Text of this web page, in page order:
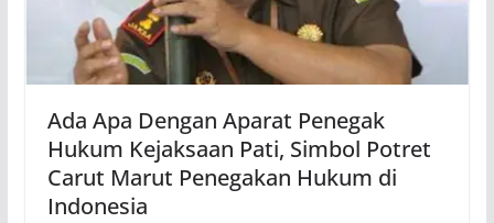
Ada Apa Dengan Aparat Penegak
Hukum Kejaksaan Pati, Simbol Potret
Carut Marut Penegakan Hukum di
Indonesia